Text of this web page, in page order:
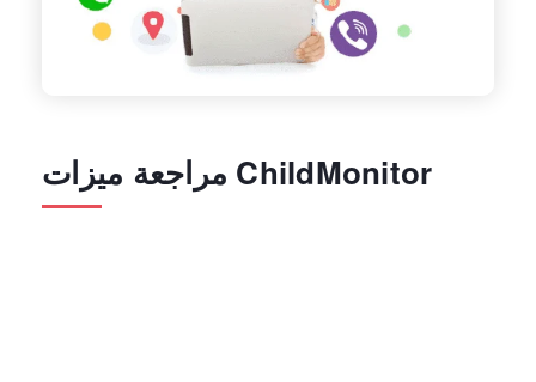
مراجعة ميزات ChildMonitor